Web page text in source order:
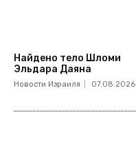
Найдено тело Шломи
Эльдара Даяна
Новости Израиля 07.08.2026